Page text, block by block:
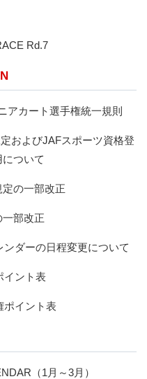
Rd.7
アカート選手権統一規則
およびJAFスポーツ資格登
ついて
の一部改正
部改正
ダーの日程変更について
イント表
ポイント表
（1月～3月）